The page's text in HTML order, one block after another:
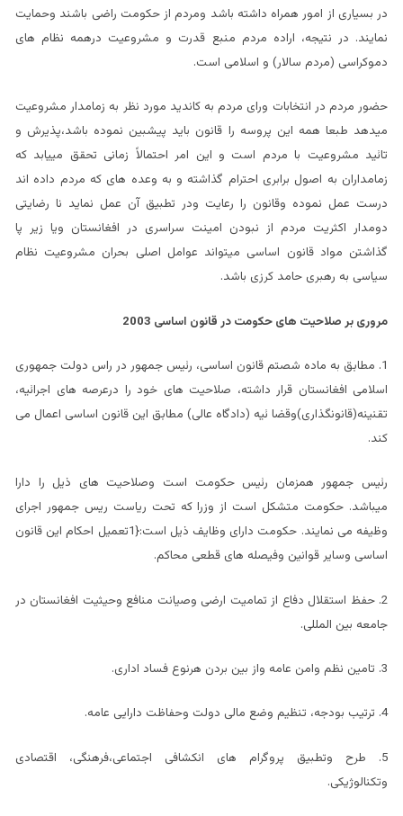
در بسیاری از امور همراه داشته باشد ومردم از حکومت راضی باشند وحمایت
نمایند. در نتیجه، اراده مردم منبع قدرت و مشروعیت درهمه نظام های
دموکراسی (مردم سالار) و اسلامی است.
حضور مردم در انتخابات ورای مردم به کاندید مورد نظر به زمامدار مشروعیت
میدهد طبعا همه این پروسه را قانون باید پیشبین نموده باشد،پذیرش و
تائید مشروعیت با مردم است و این امر احتمالاً زمانی تحقق می‎یابد که
زمامداران به اصول برابری احترام گذاشته و به وعده های که مردم داده اند
درست عمل نموده وقانون را رعایت ودر تطبیق آن عمل نماید نا رضایتی
دومدار اکثریت مردم از نبودن امینت سراسری در افغانستان ویا زیر پا
گذاشتن مواد قانون اساسی میتواند عوامل اصلی بحران مشروعیت نظام
سیاسی به رهبری حامد کرزی باشد.
مروری بر صلاحیت های حکومت در قانون اساسی 2003
1. مطابق به ماده شصتم قانون اساسی، رئیس جمهور در راس دولت جمهوری
اسلامی افغانستان قرار داشته، صلاحیت های خود را درعرصه های اجرائیه،
تقنینه(قانونگذاری)وقضا ئیه (دادگاه عالی) مطابق این قانون اساسی اعمال می
کند.
رئیس جمهور همزمان رئیس حکومت است وصلاحیت های ذیل را دارا
میباشد. حکومت متشکل است از وزرا که تحت ریاست ریس جمهور اجرای
وظیفه می نمایند. حکومت دارای وظایف ذیل است:{1تعمیل احکام این قانون
اساسی وسایر قوانین وفیصله های قطعی محاکم.
2. حفظ استقلال دفاع از تمامیت ارضی وصیانت منافع وحیثیت افغانستان در
جامعه بین المللی.
3. تامین نظم وامن عامه واز بین بردن هرنوع فساد اداری.
4. ترتیب بودجه، تنظیم وضع مالی دولت وحفاظت دارایی عامه.
5. طرح وتطبیق پروگرام های انکشافی اجتماعی،فرهنگی، اقتصادی
وتکنالوژیکی.